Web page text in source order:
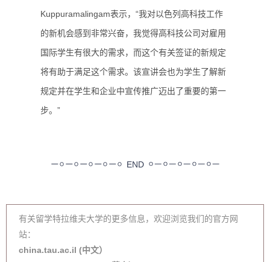
Kuppuramalingam表示，“我对以色列高科技工作
的新机会感到非常兴奋，我觉得高科技公司对雇用
国际学生有很大的需求，而这个有关签证的新规定
将有助于满足这个需求。该宣讲会也为学生了解新
规定并在学生和企业中宣传推广迈出了重要的第一
步。”
END
有关留学特拉维夫大学的更多信息，欢迎浏览我们的官方网
站：
china.tau.ac.il (中文）